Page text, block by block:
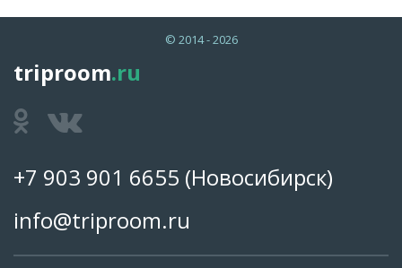
© 2014 - 2026
triproom.ru
+7 903 901 6655 (Новосибирск)
info@triproom.ru